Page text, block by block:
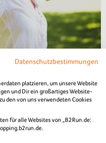
Datenschutzbestimmungen
platzieren, um unsere Website
und Dir ein großartiges Website-
den von uns verwendeten Cookies
für alle Websites von „B2Run.de: